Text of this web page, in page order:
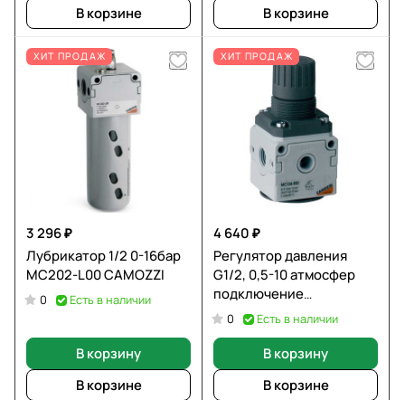
В корзине
В корзине
ХИТ ПРОДАЖ
3 296 ₽
Лубрикатор 1/2 0-16бар
MC202-L00 CAMOZZI
0 Есть в наличии
В корзину
В корзине
ХИТ ПРОДАЖ
4 640 ₽
Регулятор давления
G1/2, 0,5-10 атмосфер
подключение
манометра G1/8 MC202-
R00 CAMOZZI
0 Есть в наличии
В корзину
В корзине